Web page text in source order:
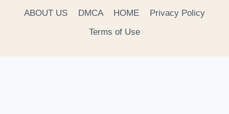
ABOUT US DMCA HOME
Privacy Policy
Terms of Use